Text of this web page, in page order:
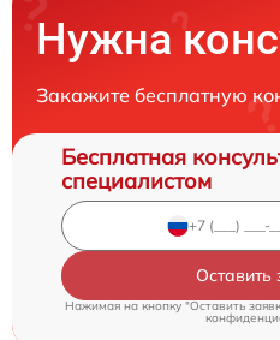
Нужна
Закажите бесплатную
Бесплатная
специалистом
Оставить
Нажимая на кнопку "Оставить